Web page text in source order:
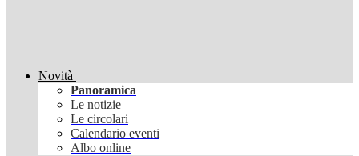
Novità
Panoramica
Le notizie
Le circolari
Calendario eventi
Albo online